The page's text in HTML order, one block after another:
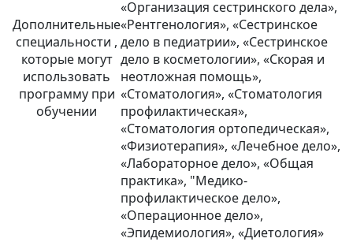
Дополнительные
специальности ,
которые могут
использовать
программу при
обучении
«Организация сестринского дела»,
«Рентгенология», «Сестринское
дело в педиатрии», «Сестринское
дело в косметологии», «Скорая и
неотложная помощь»,
«Стоматология», «Стоматология
профилактическая»,
«Стоматология ортопедическая»,
«Физиотерапия», «Лечебное дело»,
«Лабораторное дело», «Общая
практика», "Медико-
профилактическое дело»,
«Операционное дело»,
«Эпидемиология», «Диетология»